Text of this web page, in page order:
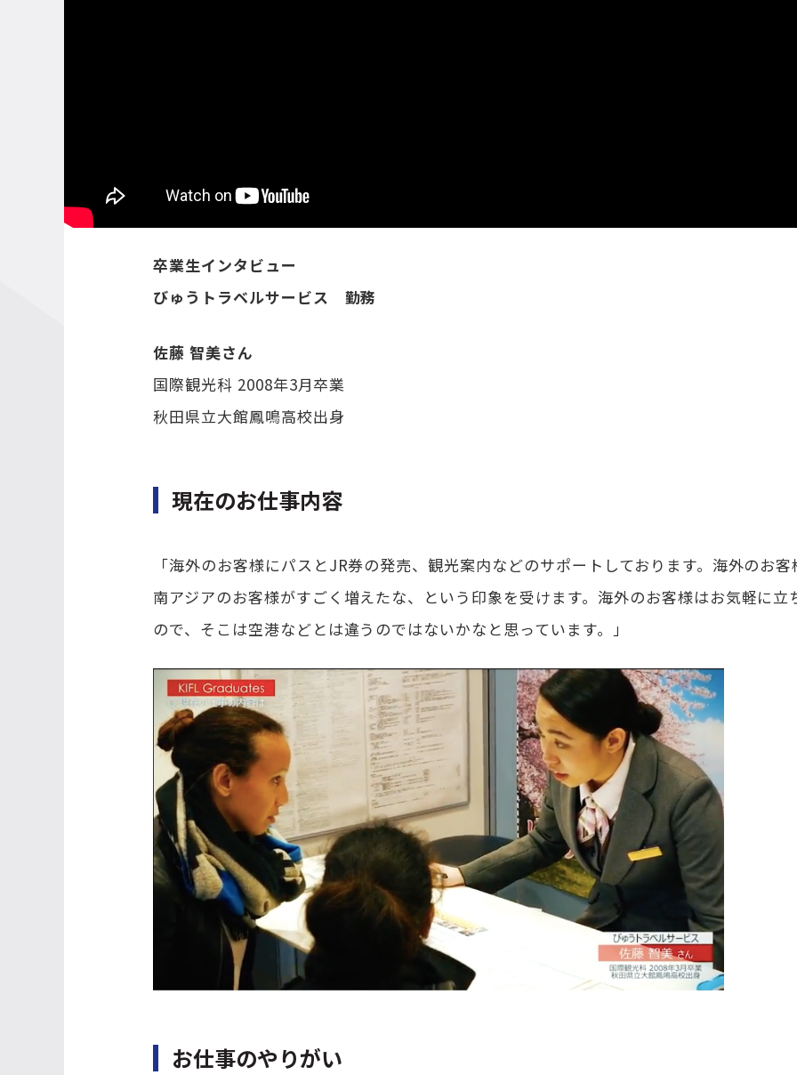
卒業生インタビュー
びゅうトラベルサービス 勤務
佐藤 智美さん
国際観光科 2008年3月卒業
秋田県立大館鳳鳴高校出身
現在のお仕事内容
「海外のお客様にパスとJR券の発売、観光案内などのサポートしております。海外のお
南アジアのお客様がすごく増えたな、という印象を受けます。海外のお客様はお気軽に立
ので、そこは空港などとは違うのではないかなと思っています。」
お仕事のやりがい